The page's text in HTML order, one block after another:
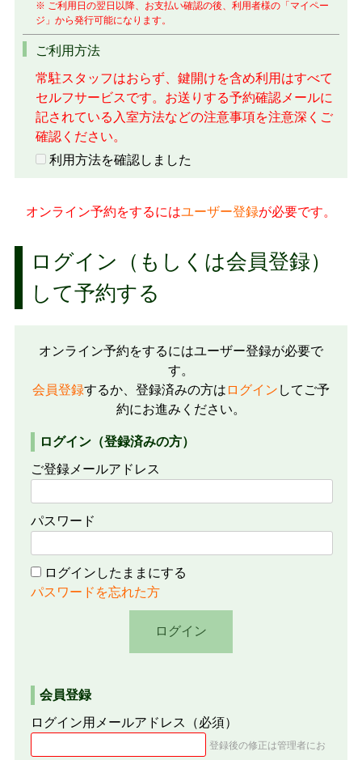
※ ご利用日の翌日以降、お支払い確認の後、利用者様の「マイペー
ジ」から発行可能になります。
ご利用方法
常駐スタッフはおらず、鍵開けを含め利用はすべて
セルフサービスです。お送りする予約確認メールに
記されている入室方法などの注意事項を注意深くご
確認ください。
利用方法を確認しました
オンライン予約をするにはユーザー登録が必要です。
ログイン（もしくは会員登録）
して予約する
オンライン予約をするにはユーザー登録が必要で
す。
会員登録するか、登録済みの方は ログイン してご予
約にお進みください。
ログイン（登録済みの方）
ご登録メールアドレス
パスワード
ログインしたままにする
パスワードを忘れた方
会員登録
ログイン用メールアドレス （必須）
登録後の修正は管理者にお